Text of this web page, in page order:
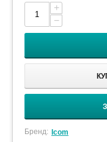
+
−
Бренд: Icom